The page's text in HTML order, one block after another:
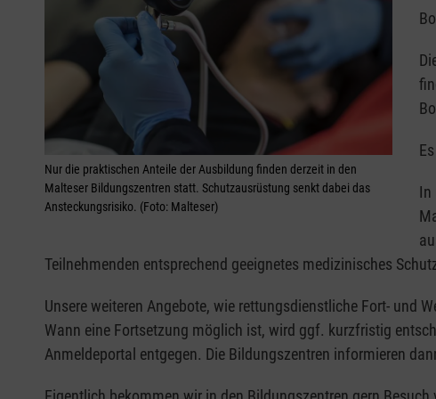
Nur die praktischen Anteile der Ausbildung finden derzeit in den
Malteser Bildungszentren statt. Schutzausrüstung senkt dabei das
Ansteckungsrisiko. (Foto: Malteser)
In
Teilnehmenden entsprechend geeignetes medizinisches
Unsere weiteren Angebote, wie rettungsdienstliche Fort- und
Wann eine Fortsetzung möglich ist, wird ggf. kurzfristig
Anmeldeportal entgegen. Die Bildungszentren informieren